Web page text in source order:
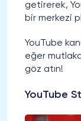
getirerek,
bir merkezi
YouTube
eğer
göz atın!
YouTube